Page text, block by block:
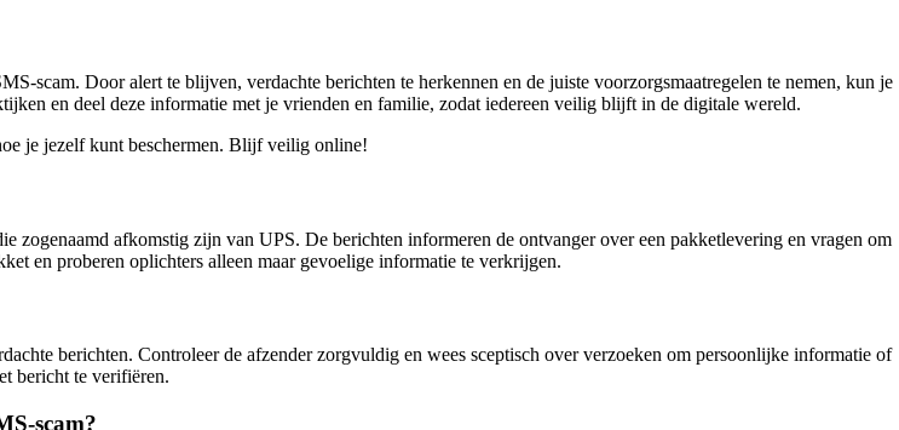
scam. Door alert te blijven, verdachte berichten te herkennen en de juiste voorzorgsmaatregelen te nemen, kun je
en deel deze informatie met je vrienden en familie, zodat iedereen veilig blijft in de digitale wereld.
je jezelf kunt beschermen. Blijf veilig online!
afkomstig zijn van UPS. De berichten informeren de ontvanger over een pakketlevering en vragen om
en proberen oplichters alleen maar gevoelige informatie te verkrijgen.
berichten. Controleer de afzender zorgvuldig en wees sceptisch over verzoeken om persoonlijke informatie of
bericht te verifiëren.
scam?